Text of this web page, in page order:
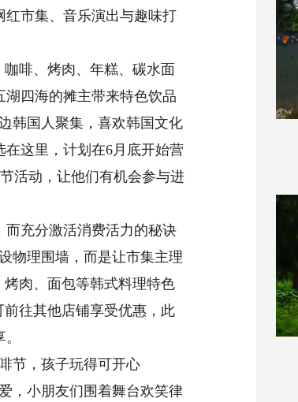
红市集、音乐演出与趣味打
啡、烤肉、年糕、碳水面
四海的摊主带来特色饮品
韩国人聚集，喜欢韩国文化
这里，计划在6月底开始营
活动，让他们有机会参与进
充分激活消费活力的秘诀
物理围墙，而是让市集主理
肉、面包等韩式料理特色
往其他店铺享受优惠，此
节，孩子玩得可开心
，小朋友们围着舞台欢笑律